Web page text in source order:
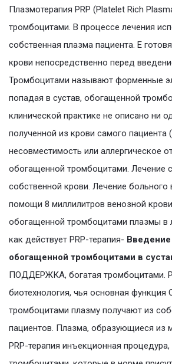
Плазмотерапия PRP (Platelet Rich
тромбоцитами. В процессе лечения
собственная плазма пациента. Е
крови непосредственно перед
Тромбоцитами называют форменные
попадая в сустав, обогащенной
клинической практике не описано ни
полученной из крови самого пациента
несовместимость или аллергическое
обогащенной тромбоцитами. Лечение
собственной крови. Лечение больного
помощи 8 миллилитров венозной
обогащенной тромбоцитами плазмы в
как действует PRP-терапия-
обогащенной тромбоцитами в
ПОДДЕРЖКА, богатая тромбоцитами.
биотехнология, чья основная
тромбоцитами плазму получают из
пациентов. Плазма, образующиеся из
PRP-терапия инъекционная